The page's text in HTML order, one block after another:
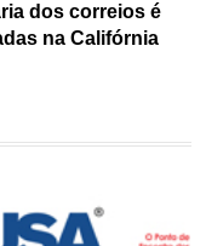
dos correios é
na Califórnia